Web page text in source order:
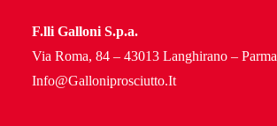
F.lli Galloni S.p.a.
Via Roma, 84 – 43013 Langhirano – Parma
Info@Galloniprosciutto.It